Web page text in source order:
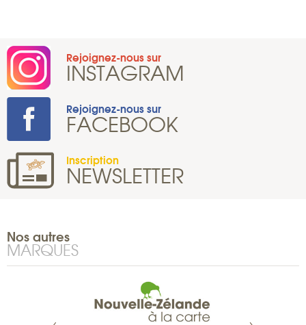
Rejoignez-nous sur
INSTAGRAM
Rejoignez-nous sur
FACEBOOK
Inscription
NEWSLETTER
Nos autres
MARQUES